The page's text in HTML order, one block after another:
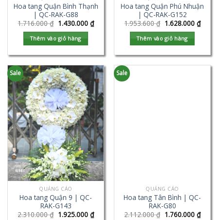
Hoa tang Quận Bình Thạnh
| QC-RAK-G88
1.716.000₫ 1.430.000 ₫
Thêm vào giỏ hàng
Hoa tang Quận Phú Nhuận
| QC-RAK-G152
1.953.600₫ 1.628.000 ₫
Thêm vào giỏ hàng
Sale
QUẢNG CÁO
Hoa tang Quận 9 | QC-
RAK-G143
2.310.000₫ 1.925.000 ₫
Sale
QUẢNG CÁO
Hoa tang Tân Bình | QC-
RAK-G80
2.112.000₫ 1.760.000 ₫